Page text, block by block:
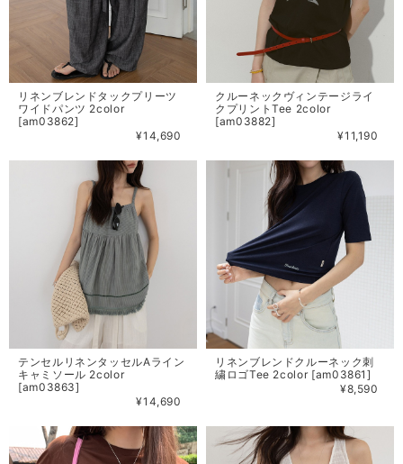
リネンブレンドタックプリーツ
ワイドパンツ 2color
[am03862]
¥14,690
クルーネックヴィンテージライ
クプリントTee 2color
[am03882]
¥11,190
テンセルリネンタッセルAライン
キャミソール 2color
[am03863]
¥14,690
リネンブレンドクルーネック刺
繍ロゴTee 2color [am03861]
¥8,590